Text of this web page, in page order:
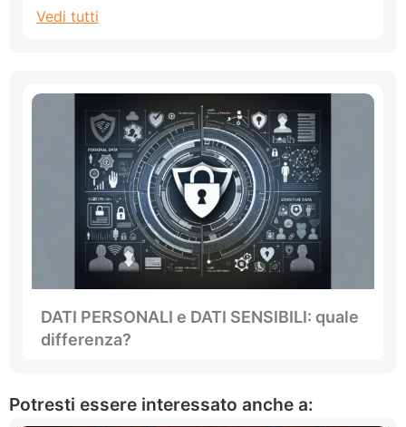
Vedi tutti
DATI PERSONALI e DATI SENSIBILI: quale
differenza?
Potresti essere interessato anche a: